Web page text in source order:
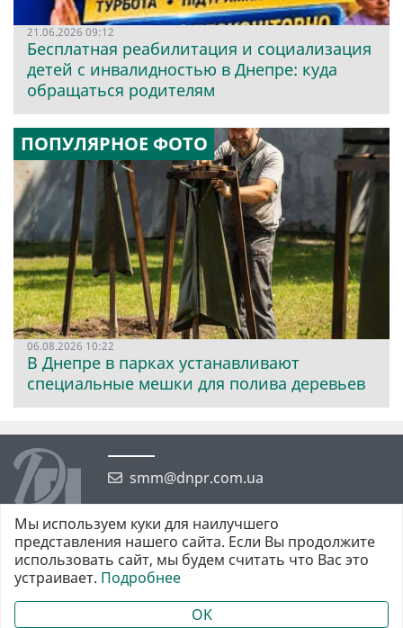
21.06.2026 09:12
Бесплатная реабилитация и социализация
детей с инвалидностью в Днепре: куда
обращаться родителям
ПОПУЛЯРНОЕ ФОТО
06.08.2026 10:22
В Днепре в парках устанавливают
специальные мешки для полива деревьев
smm@dnpr.com.ua
©2026 https://dnpr.com.ua Дніпровська порадниця
Всі права захищені. При повному або частковому використанні
матеріалів обов'язкове активне гіперпосилання у першому абзаці.
Мы используем куки для наилучшего
представления нашего сайта. Если Вы продолжите
использовать сайт, мы будем считать что Вас это
устраивает. Подробнее
OK